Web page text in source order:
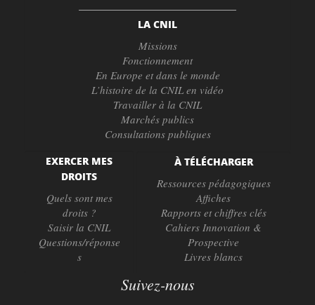
LA CNIL
Missions
Fonctionnement
En Europe et dans le monde
L’histoire de la CNIL en vidéo
Travailler à la CNIL
Marchés publics
Consultations publiques
EXERCER MES
DROITS
Quels sont mes
droits ?
Saisir la CNIL
Questions/réponse
s
À TÉLÉCHARGER
Ressources pédagogiques
Affiches
Rapports et chiffres clés
Cahiers Innovation &
Prospective
Livres blancs
Suivez-nous